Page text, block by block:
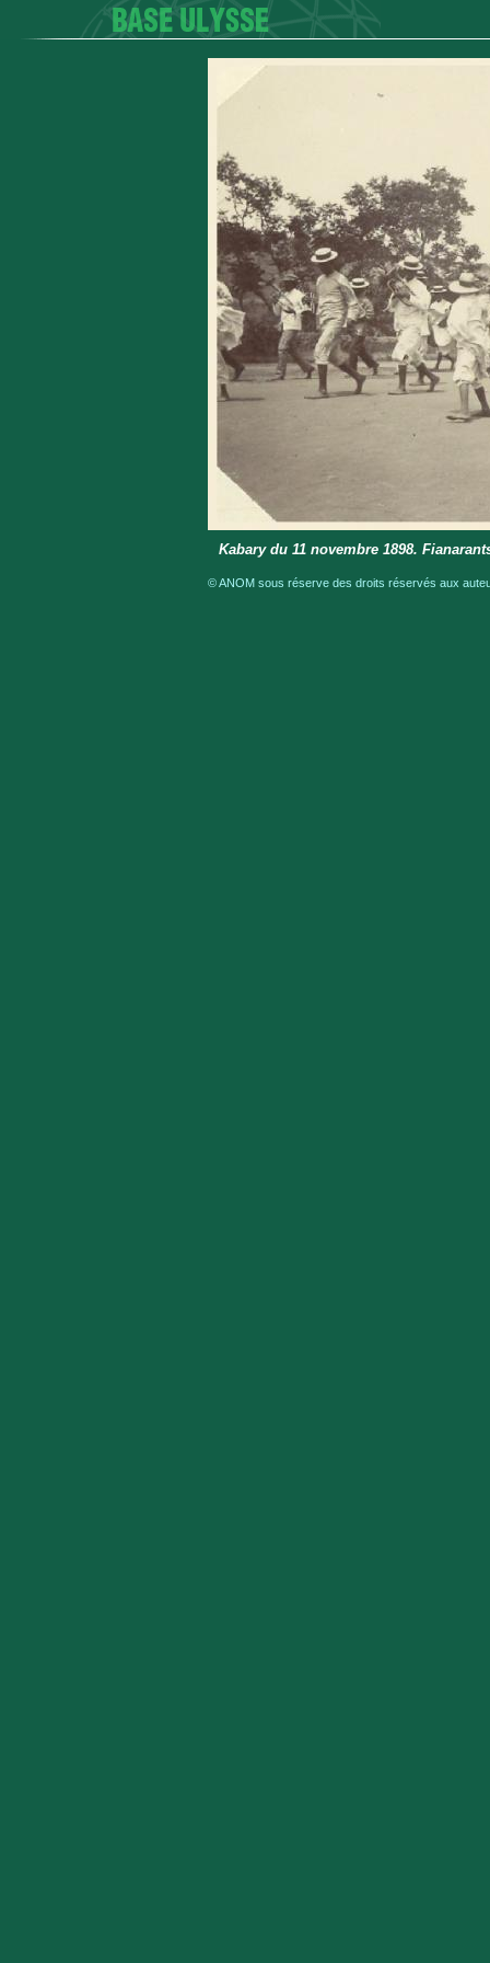
Kabary du 11 novembre 1898.
© ANOM sous réserve des droits réservés aux